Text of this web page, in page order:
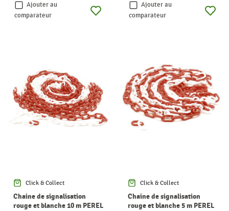
Ajouter au
comparateur
Ajouter au
comparateur
Click & Collect
Chaine de signalisation
rouge et blanche 10 m PEREL
Click & Collect
Chaine de signalisation
rouge et blanche 5 m PEREL